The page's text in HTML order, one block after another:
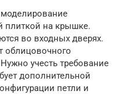
моделирование
плиткой на крышке.
во входных дверях.
облицовочного
учесть требование
дополнительной
петли и